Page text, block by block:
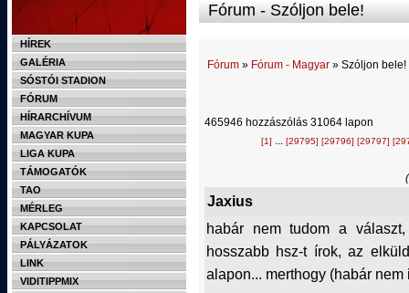
HÍREK
GALÉRIA
SÓSTÓI STADION
FÓRUM
HÍRARCHÍVUM
MAGYAR KUPA
LIGA KUPA
TÁMOGATÓK
TAO
MÉRLEG
KAPCSOLAT
PÁLYÁZATOK
LINK
VIDITIPPMIX
Fórum - Szóljon bele!
Fórum » Fórum - Magyar » Szóljon bele!
465946 hozzászólás 31064 lapon
[1] ... [29795] [29796] [29797]
Jaxius
habár nem tudom a
hosszabb hsz-t írok, az
alapon... merthogy (habár